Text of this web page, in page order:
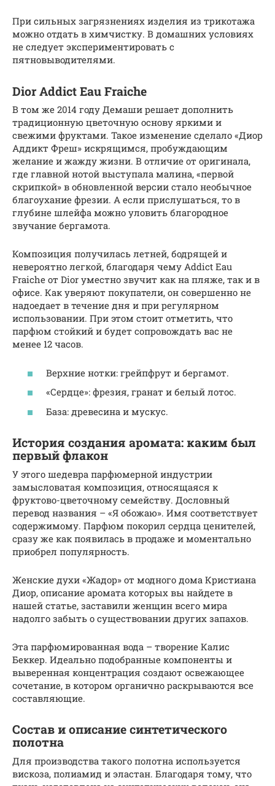
При сильных загрязнениях изделия из трикотажа
можно отдать в химчистку. В домашних условиях
не следует экспериментировать с
пятновыводителями.
Dior Addict Eau Fraiche
В том же 2014 году Демаши решает дополнить
традиционную цветочную основу яркими и
свежими фруктами. Такое изменение сделало «Диор
Аддикт Фреш» искрящимся, пробуждающим
желание и жажду жизни. В отличие от оригинала,
где главной нотой выступала малина, «первой
скрипкой» в обновленной версии стало необычное
благоухание фрезии. А если прислушаться, то в
глубине шлейфа можно уловить благородное
звучание бергамота.
Композиция получилась летней, бодрящей и
невероятно легкой, благодаря чему Addict Eau
Fraiche от Dior уместно звучит как на пляже, так и в
офисе. Как уверяют покупатели, он совершенно не
надоедает в течение дня и при регулярном
использовании. При этом стоит отметить, что
парфюм стойкий и будет сопровождать вас не
менее 12 часов.
Верхние нотки: грейпфрут и бергамот.
«Сердце»: фрезия, гранат и белый лотос.
База: древесина и мускус.
История создания аромата: каким был
первый флакон
У этого шедевра парфюмерной индустрии
замысловатая композиция, относящаяся к
фруктово-цветочному семейству. Дословный
перевод названия – «Я обожаю». Имя соответствует
содержимому. Парфюм покорил сердца ценителей,
сразу же как появилась в продаже и моментально
приобрел популярность.
Женские духи «Жадор» от модного дома Кристиана
Диор, описание аромата которых вы найдете в
нашей статье, заставили женщин всего мира
надолго забыть о существовании других запахов.
Эта парфюмированная вода – творение Калис
Беккер. Идеально подобранные компоненты и
выверенная концентрация создают освежающее
сочетание, в котором органично раскрываются все
составляющие.
Состав и описание синтетического
полотна
Для производства такого полотна используется
вискоза, полиамид и эластан. Благодаря тому, что